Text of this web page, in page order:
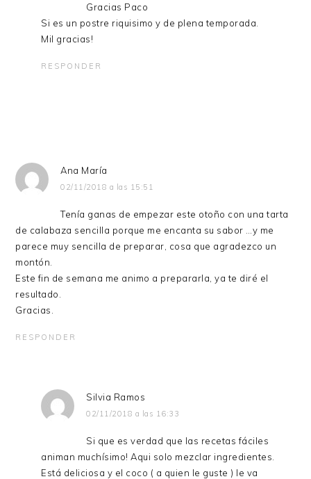
Gracias Paco
Si es un postre riquisimo y de plena temporada.
Mil gracias!
RESPONDER
Ana María
02/11/2018 a las 15:51
Tenía ganas de empezar este otoño con una tarta
de calabaza sencilla porque me encanta su sabor …y me
parece muy sencilla de preparar, cosa que agradezco un
montón.
Este fin de semana me animo a prepararla, ya te diré el
resultado.
Gracias.
RESPONDER
Silvia Ramos
02/11/2018 a las 16:33
Si que es verdad que las recetas fáciles
animan muchísimo! Aqui solo mezclar ingredientes.
Está deliciosa y el coco ( a quien le guste ) le va